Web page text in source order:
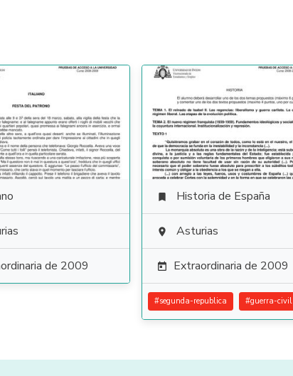
de 2009
 Historia de España
 Asturias
 Extraordinaria de 2009
#segunda-republica #guerra-civil